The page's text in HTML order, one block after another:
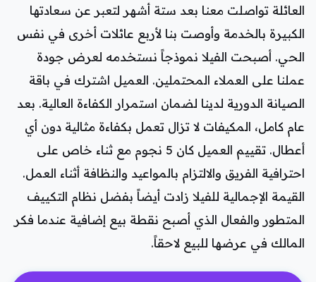
العائلة تواصلت معنا بعد ستة أشهر لتعبر عن سعادتها
الكبيرة بالخدمة وأوصت بنا لأربع عائلات أخرى في نفس
الحي. أصبحت الفيلا نموذجاً نستخدمه لعرض جودة
عملنا على العملاء المحتملين. العميل اشترك في باقة
الصيانة الدورية لدينا لضمان استمرار الكفاءة العالية. بعد
عام كامل، المكيفات لا تزال تعمل بكفاءة مثالية دون أي
أعطال. تقييم العميل كان 5 نجوم مع ثناء خاص على
احترافية الفريق والالتزام بالمواعيد والنظافة أثناء العمل.
القيمة الإجمالية للفيلا زادت أيضاً بفضل نظام التكييف
المتطور والفعال الذي أصبح نقطة بيع إضافية عندما فكر
المالك في عرضها للبيع لاحقاً.